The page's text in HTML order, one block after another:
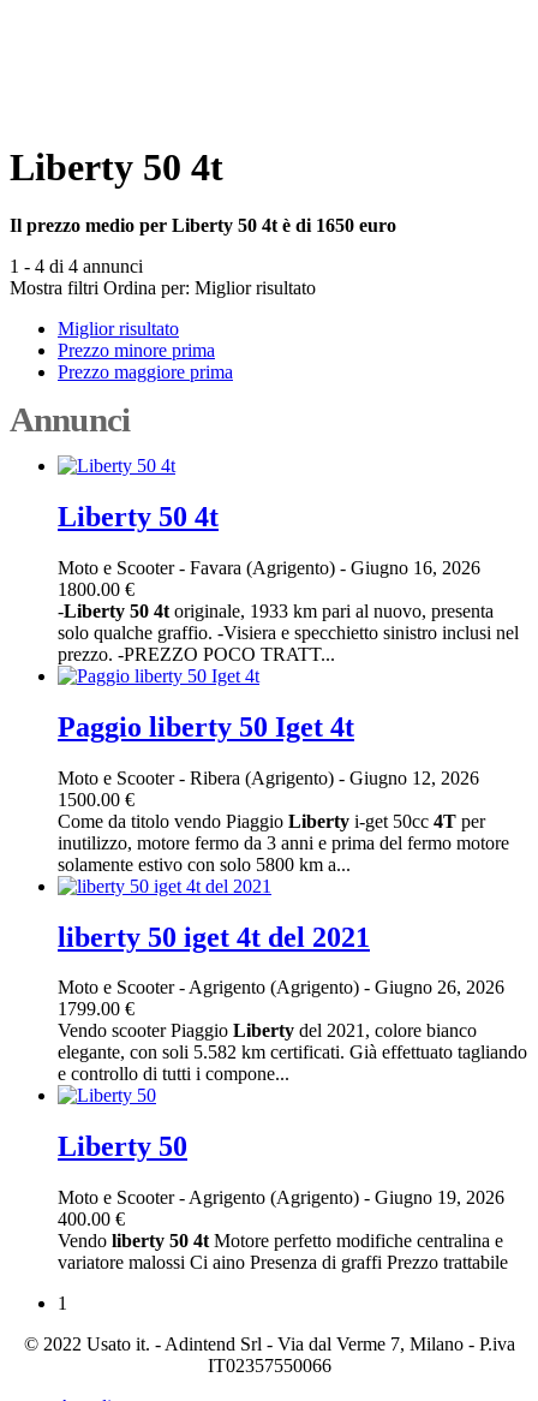
Liberty 50 4t
Il prezzo medio per Liberty 50 4t è di 1650 euro
1 - 4 di 4 annunci
Mostra filtri Ordina per: Miglior risultato
Miglior risultato
Prezzo minore prima
Prezzo maggiore prima
Annunci
Liberty 50 4t
Moto e Scooter- Favara (Agrigento) - Giugno 16, 2026
1800.00 €
-Liberty 50 4t originale, 1933 km pari al nuovo, presenta
solo qualche graffio. -Visiera e specchietto sinistro inclusi nel
prezzo. -PREZZO POCO TRATT...
Paggio liberty 50 Iget 4t
Moto e Scooter- Ribera (Agrigento) - Giugno 12, 2026
1500.00 €
Come da titolo vendo Piaggio Liberty i-get 50cc 4T per
inutilizzo, motore fermo da 3 anni e prima del fermo motore
solamente estivo con solo 5800 km a...
liberty 50 iget 4t del 2021
Moto e Scooter-Agrigento (Agrigento) - Giugno 26, 2026
1799.00 €
Vendo scooter Piaggio Liberty del 2021, colore bianco
elegante, con soli 5.582 km certificati. Già effettuato tagliando
e controllo di tutti i compone...
Liberty 50
Moto e Scooter- Agrigento (Agrigento) - Giugno 19, 2026
400.00 €
Vendo liberty 50 4t Motore perfetto modifiche centralina e
variatore malossi Ci aino Presenza di graffi Prezzo trattabile
1
© 2022 Usato it. - Adintend Srl - Via dal Verme 7, Milano - P.iva
IT02357550066